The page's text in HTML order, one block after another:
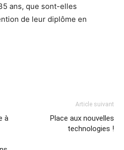
ans, que sont-elles
de leur diplôme en
à
Article suivant
Place aux nouvelles
technologies !